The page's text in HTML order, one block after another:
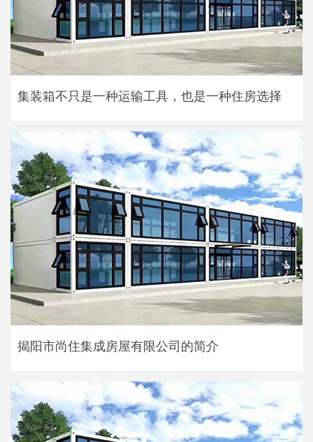
集装箱不只是一种运输工具，也是一种住房选择
揭阳市尚住集成房屋有限公司的简介